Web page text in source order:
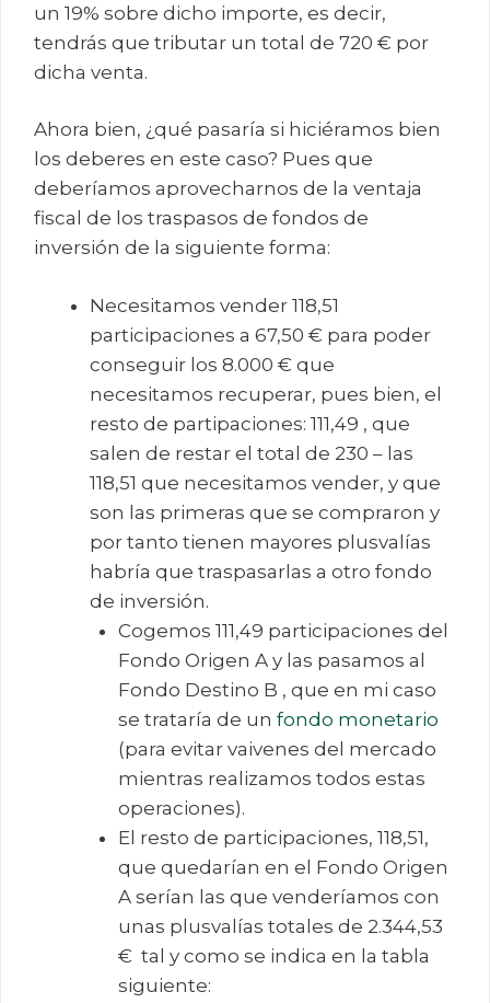
un 19% sobre dicho importe, es decir,
tendrás que tributar un total de 720 € por
dicha venta.
Ahora bien, ¿qué pasaría si hiciéramos bien
los deberes en este caso? Pues que
deberíamos aprovecharnos de la ventaja
fiscal de los traspasos de fondos de
inversión de la siguiente forma:
Necesitamos vender 118,51
participaciones a 67,50 € para poder
conseguir los 8.000 € que
necesitamos recuperar, pues bien, el
resto de partipaciones: 111,49 , que
salen de restar el total de 230 – las
118,51 que necesitamos vender, y que
son las primeras que se compraron y
por tanto tienen mayores plusvalías
habría que traspasarlas a otro fondo
de inversión.
Cogemos 111,49 participaciones del
Fondo Origen A y las pasamos al
Fondo Destino B , que en mi caso
se trataría de un fondo monetario
(para evitar vaivenes del mercado
mientras realizamos todos estas
operaciones).
El resto de participaciones, 118,51,
que quedarían en el Fondo Origen
A serían las que venderíamos con
unas plusvalías totales de 2.344,53
€ tal y como se indica en la tabla
siguiente: